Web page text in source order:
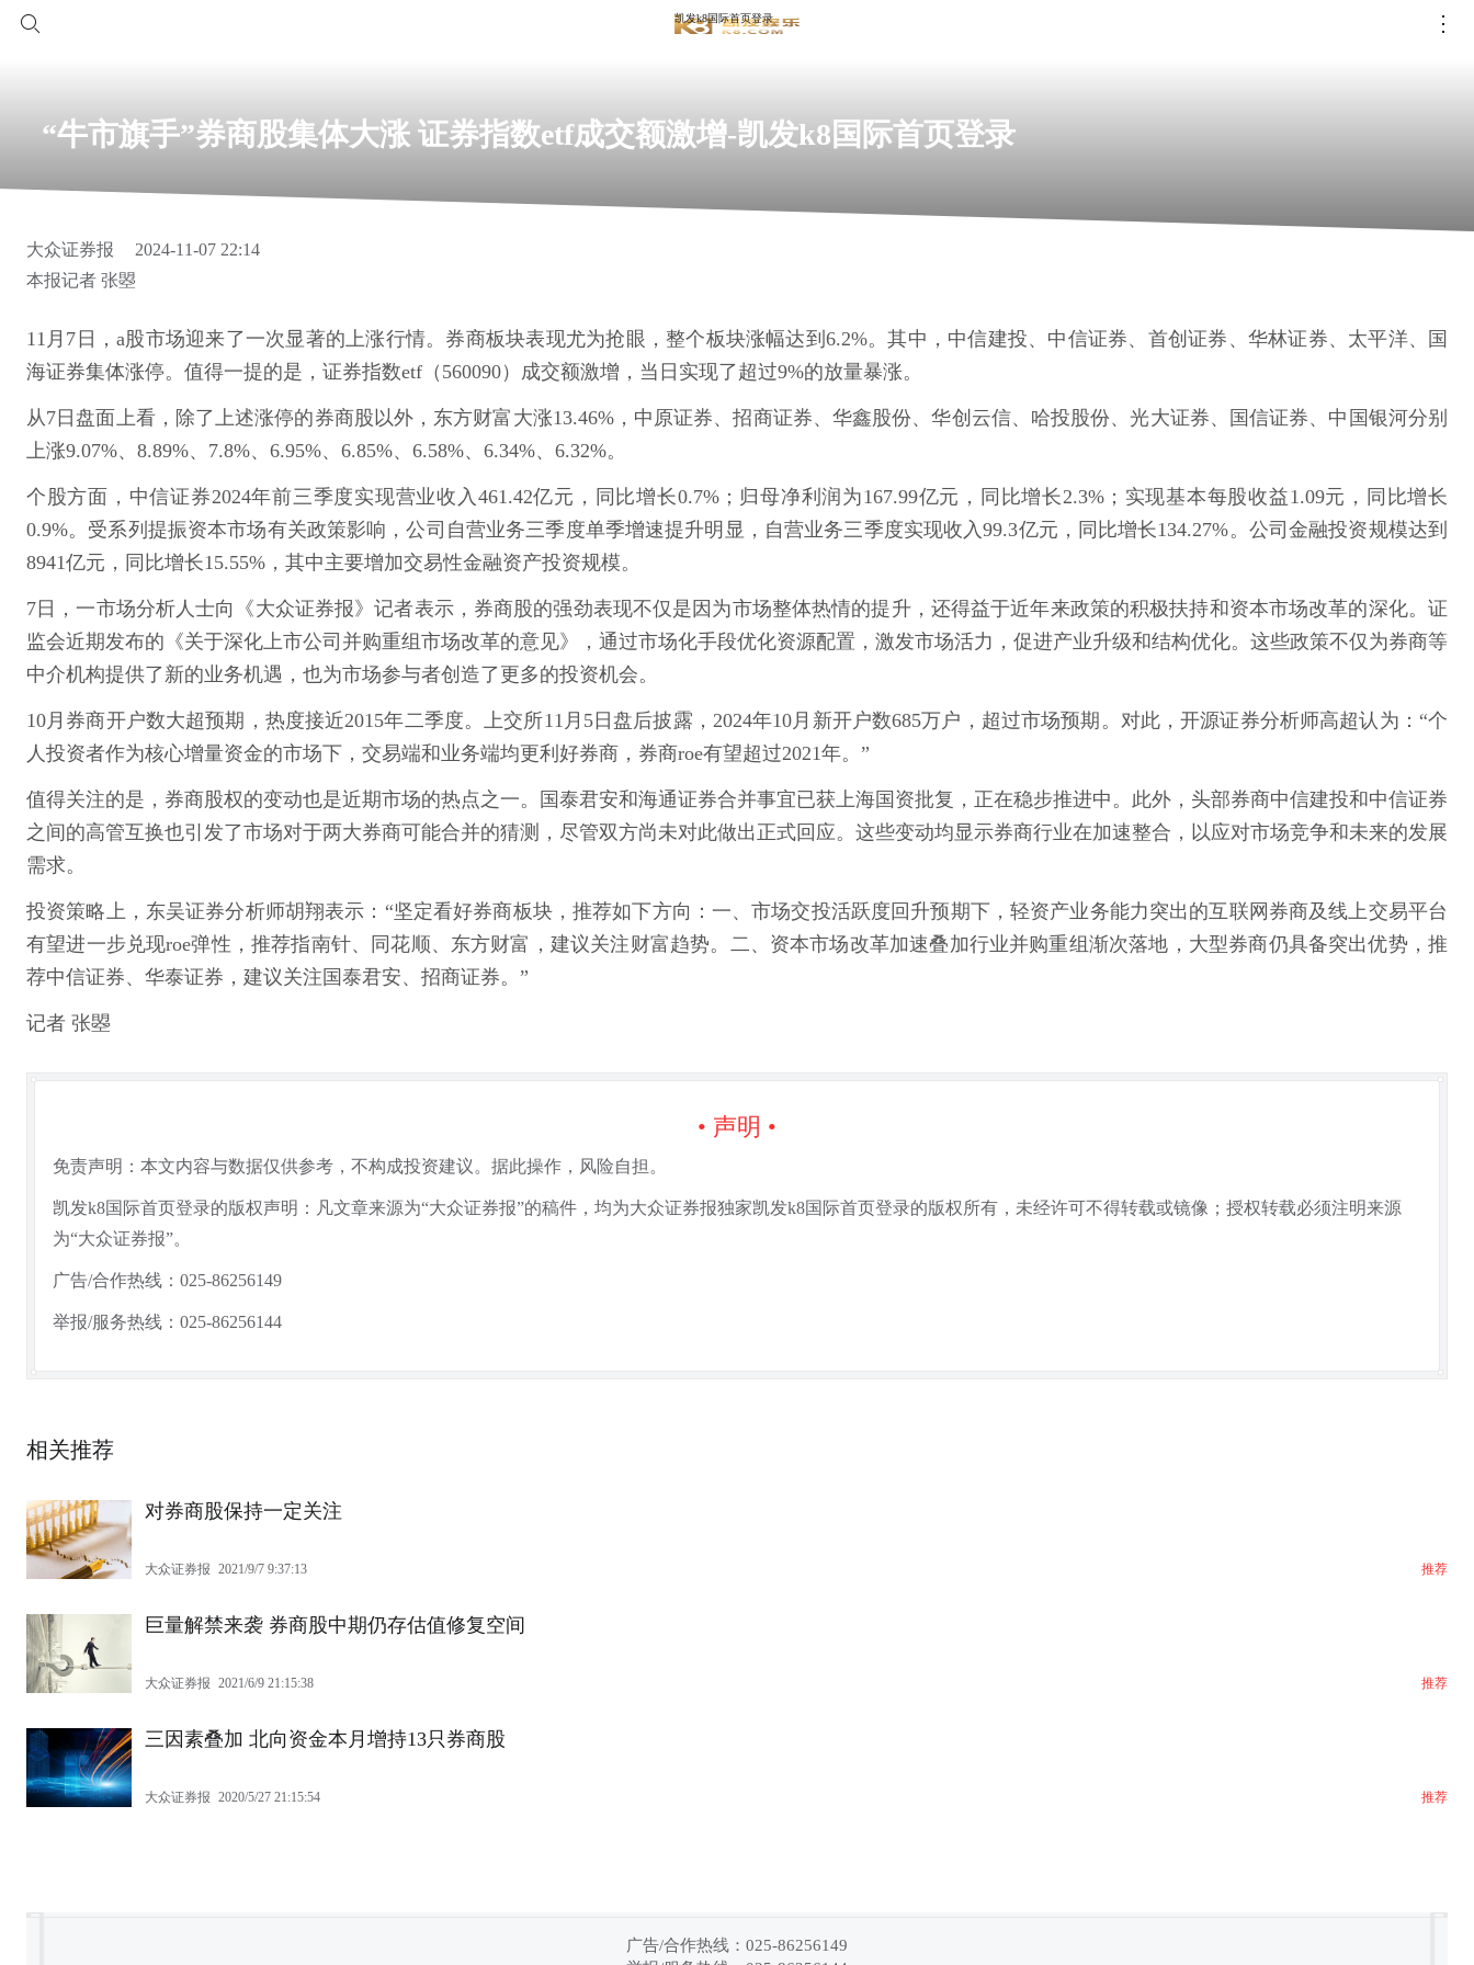
凯发k8国际首页登录
“牛市旗手”券商股集体大涨 证券指数etf成交额激增-凯发k8国际首页登录
大众证券报
2024-11-07 22:14
本报记者 张曌
11月7日，a股市场迎来了一次显著的上涨行情。券商板块表现尤为抢眼，整个板块涨幅达到6.2%。其中，中信建投、中信证券、首创证券、华林证券、太平洋、国
海证券集体涨停。值得一提的是，证券指数etf（560090）成交额激增，当日实现了超过9%的放量暴涨。
从7日盘面上看，除了上述涨停的券商股以外，东方财富大涨13.46%，中原证券、招商证券、华鑫股份、华创云信、哈投股份、光大证券、国信证券、中国银河分别
上涨9.07%、8.89%、7.8%、6.95%、6.85%、6.58%、6.34%、6.32%。
个股方面，中信证券2024年前三季度实现营业收入461.42亿元，同比增长0.7%；归母净利润为167.99亿元，同比增长2.3%；实现基本每股收益1.09元，同比增长
0.9%。受系列提振资本市场有关政策影响，公司自营业务三季度单季增速提升明显，自营业务三季度实现收入99.3亿元，同比增长134.27%。公司金融投资规模达到
8941亿元，同比增长15.55%，其中主要增加交易性金融资产投资规模。
7日，一市场分析人士向《大众证券报》记者表示，券商股的强劲表现不仅是因为市场整体热情的提升，还得益于近年来政策的积极扶持和资本市场改革的深化。证
监会近期发布的《关于深化上市公司并购重组市场改革的意见》，通过市场化手段优化资源配置，激发市场活力，促进产业升级和结构优化。这些政策不仅为券商等
中介机构提供了新的业务机遇，也为市场参与者创造了更多的投资机会。
10月券商开户数大超预期，热度接近2015年二季度。上交所11月5日盘后披露，2024年10月新开户数685万户，超过市场预期。对此，开源证券分析师高超认为：“个
人投资者作为核心增量资金的市场下，交易端和业务端均更利好券商，券商roe有望超过2021年。”
值得关注的是，券商股权的变动也是近期市场的热点之一。国泰君安和海通证券合并事宜已获上海国资批复，正在稳步推进中。此外，头部券商中信建投和中信证券
之间的高管互换也引发了市场对于两大券商可能合并的猜测，尽管双方尚未对此做出正式回应。这些变动均显示券商行业在加速整合，以应对市场竞争和未来的发展
需求。
投资策略上，东吴证券分析师胡翔表示：“坚定看好券商板块，推荐如下方向：一、市场交投活跃度回升预期下，轻资产业务能力突出的互联网券商及线上交易平台
有望进一步兑现roe弹性，推荐指南针、同花顺、东方财富，建议关注财富趋势。二、资本市场改革加速叠加行业并购重组渐次落地，大型券商仍具备突出优势，推
荐中信证券、华泰证券，建议关注国泰君安、招商证券。”
记者 张曌
• 声明 •
免责声明：本文内容与数据仅供参考，不构成投资建议。据此操作，风险自担。
凯发k8国际首页登录的版权声明：凡文章来源为“大众证券报”的稿件，均为大众证券报独家凯发k8国际首页登录的版权所有，未经许可不得转载或镜像；授权转载必须注明来源
为“大众证券报”。
广告/合作热线：025-86256149
举报/服务热线：025-86256144
相关推荐
对券商股保持一定关注
大众证券报 2021/9/7 9:37:13 推荐
巨量解禁来袭 券商股中期仍存估值修复空间
大众证券报 2021/6/9 21:15:38 推荐
三因素叠加 北向资金本月增持13只券商股
大众证券报 2020/5/27 21:15:54 推荐
广告/合作热线：025-86256149